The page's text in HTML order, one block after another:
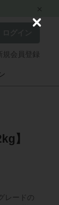
規会員登録
】
レードの
C
s
e